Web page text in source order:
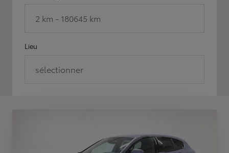
2 km - 180645 km
Lieu
sélectionner